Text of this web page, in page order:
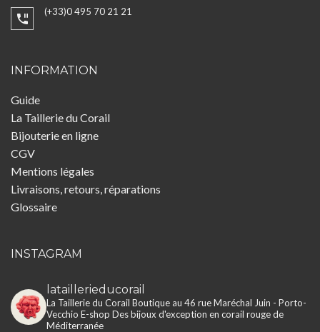
(+33)0 495 70 21 21
INFORMATION
Guide
La Taillerie du Corail
Bijouterie en ligne
CGV
Mentions légales
Livraisons, retours, réparations
Glossaire
INSTAGRAM
lataillerieducorail
La Taillerie du Corail Boutique au 46 rue Maréchal Juin - Porto-
Vecchio E-shop Des bijoux d'exception en corail rouge de
Méditerranée